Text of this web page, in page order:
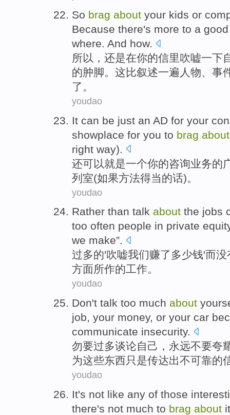
So brag about your kids or
Because there's more to a
where. And how.
所以，还是在你的信里吹嘘一下
的肿脚。这比叙述一遍 人物、事
了。
youdao
It can be just an AD for your
showplace for you to brag about
right way).
还可以就是一个你的咨询业务的
列室(如果方法得当的话)。
youdao
Rather than talk about the jobs
too often people in private
we make”.
过多的'吹嘘我们赚了 多少钱'而没
方面所作的工作。
youdao
Don't talk too much about
job, your money, or your car
communicate insecurity.
勿要过多谈论自己 ， 永远不要夸
为这些东西只是传达出不可靠的
youdao
It's not like any of those
there's not much to brag about it